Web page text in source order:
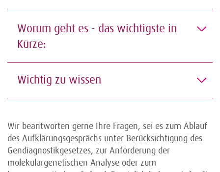
Worum geht es - das wichtigste in
Kürze:
Wichtig zu wissen
Wir beantworten gerne Ihre Fragen, sei es zum Ablauf
des Aufklärungsgesprächs unter Berücksichtigung des
Gendiagnostikgesetzes, zur Anforderung der
molekulargenetischen Analyse oder zum